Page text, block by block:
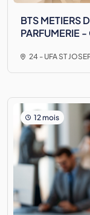
BTS METIERS
PARFUMERIE
24 - UFA ST
12 mois